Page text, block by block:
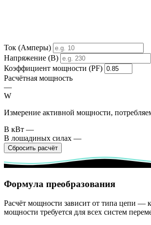
Ток (Амперы)
Напряжение (В)
Коэффициент мощности (PF)
Расчётная мощность
—
W
Измерение активной мощности,
В кВт —
В лошадиных силах —
Сбросить расчёт
Формула преобразования
Расчёт мощности зависит от типа цепи —
мощности требуется для всех систем